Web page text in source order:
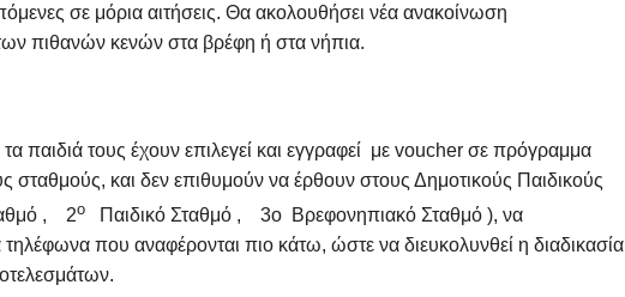
σε μόρια αιτήσεις. Θα ακολουθήσει νέα ανακοίνωση
πιθανών κενών στα βρέφη ή στα νήπια.
παιδιά τους έχουν επιλεγεί και εγγραφεί με voucher σε πρόγραμμα
και δεν επιθυμούν να έρθουν στους Δημοτικούς Παιδικούς
, 2οΠαιδικό Σταθμό , 3ο Βρεφονηπιακό Σταθμό ), να
που αναφέρονται πιο κάτω, ώστε να διευκολυνθεί η διαδικασία